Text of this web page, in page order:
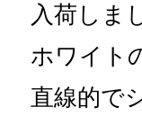
入荷しま
ホワイト
直線的で